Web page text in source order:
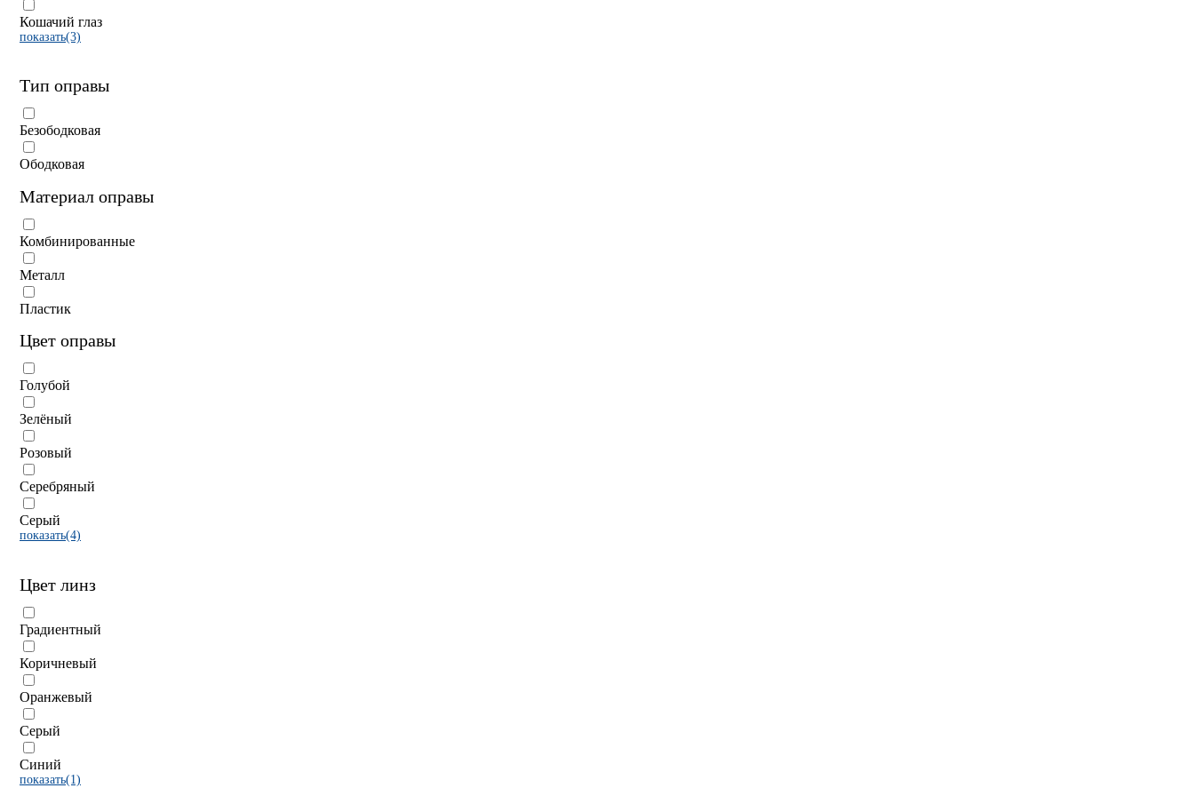
Кошачий глаз
показать(3)
Тип оправы
Безободковая
Ободковая
Материал оправы
Комбинированные
Металл
Пластик
Цвет оправы
Голубой
Зелёный
Розовый
Серебряный
Серый
показать(4)
Цвет линз
Градиентный
Коричневый
Оранжевый
Серый
Синий
показать(1)